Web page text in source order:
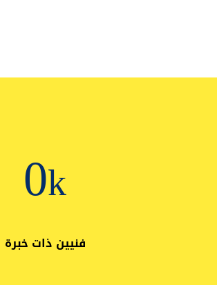
2k
فنيين ذات خبرة